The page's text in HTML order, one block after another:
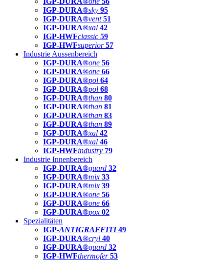
IGP-DURA®sky 95
IGP-DURA®vent 51
IGP-DURA®xal 42
IGP-HWFclassic 59
IGP-HWFsuperior 57
Industrie Aussenbereich
IGP-DURA®one 56
IGP-DURA®one 66
IGP-DURA®pol 64
IGP-DURA®pol 68
IGP-DURA®than 80
IGP-DURA®than 81
IGP-DURA®than 83
IGP-DURA®than 89
IGP-DURA®xal 42
IGP-DURA®xal 46
IGP-HWFindustry 79
Industrie Innenbereich
IGP-DURA®guard 32
IGP-DURA®mix 33
IGP-DURA®mix 39
IGP-DURA®one 56
IGP-DURA®one 66
IGP-DURA®pox 02
Spezialitäten
IGP-ANTIGRAFFITI49
IGP-DURA®cryl 40
IGP-DURA®guard 32
IGP-HWFthermofer 53